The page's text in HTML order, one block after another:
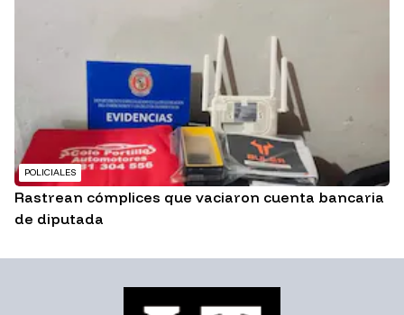
POLICIALES
Rastrean cómplices que vaciaron cuenta bancaria
de diputada